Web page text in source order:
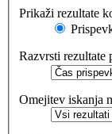
Prikaži rezultate
Razvrsti rezultate
Omejitev iskanja